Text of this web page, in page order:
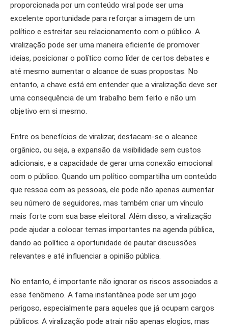
proporcionada por um conteúdo viral pode ser uma
excelente oportunidade para reforçar a imagem de um
político e estreitar seu relacionamento com o público. A
viralização pode ser uma maneira eficiente de promover
ideias, posicionar o político como líder de certos debates e
até mesmo aumentar o alcance de suas propostas. No
entanto, a chave está em entender que a viralização deve ser
uma consequência de um trabalho bem feito e não um
objetivo em si mesmo.
Entre os benefícios de viralizar, destacam-se o alcance
orgânico, ou seja, a expansão da visibilidade sem custos
adicionais, e a capacidade de gerar uma conexão emocional
com o público. Quando um político compartilha um conteúdo
que ressoa com as pessoas, ele pode não apenas aumentar
seu número de seguidores, mas também criar um vínculo
mais forte com sua base eleitoral. Além disso, a viralização
pode ajudar a colocar temas importantes na agenda pública,
dando ao político a oportunidade de pautar discussões
relevantes e até influenciar a opinião pública.
No entanto, é importante não ignorar os riscos associados a
esse fenômeno. A fama instantânea pode ser um jogo
perigoso, especialmente para aqueles que já ocupam cargos
públicos. A viralização pode atrair não apenas elogios, mas